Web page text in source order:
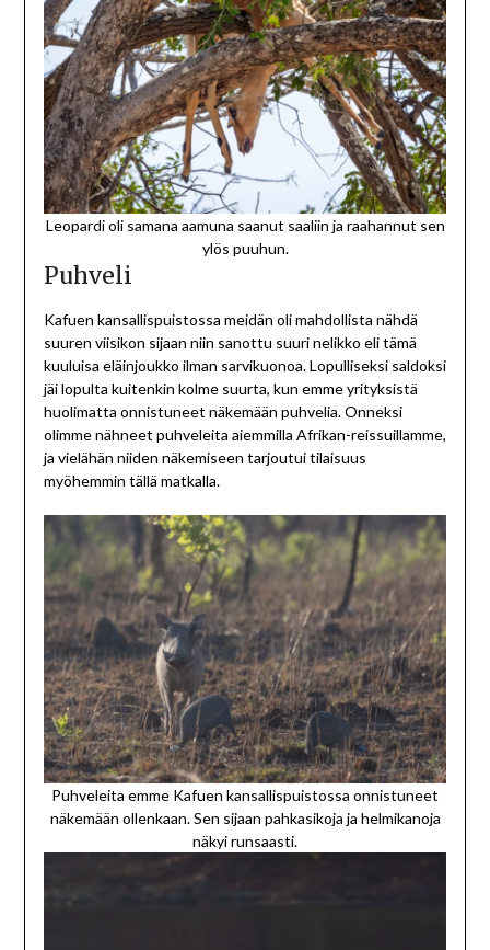
Leopardi oli samana aamuna saanut saaliin ja raahannut sen
ylös puuhun.
Puhveli
Kafuen kansallispuistossa meidän oli mahdollista nähdä
suuren viisikon sijaan niin sanottu suuri nelikko eli tämä
kuuluisa eläinjoukko ilman sarvikuonoa. Lopulliseksi saldoksi
jäi lopulta kuitenkin kolme suurta, kun emme yrityksistä
huolimatta onnistuneet näkemään puhvelia. Onneksi
olimme nähneet puhveleita aiemmilla Afrikan-reissuillamme,
ja vielähän niiden näkemiseen tarjoutui tilaisuus
myöhemmin tällä matkalla.
Puhveleita emme Kafuen kansallispuistossa onnistuneet
näkemään ollenkaan. Sen sijaan pahkasikoja ja helmikanoja
näkyi runsaasti.